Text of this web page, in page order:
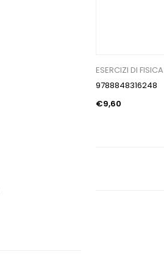
ESERCIZI DI FISICA
9788848316248
€9,60